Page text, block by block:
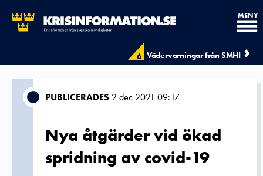
6 Vädervarningar från SMHI
MENY
PUBLICERADES 2 dec 2021 09:17
Nya åtgärder vid ökad
spridning av covid-19